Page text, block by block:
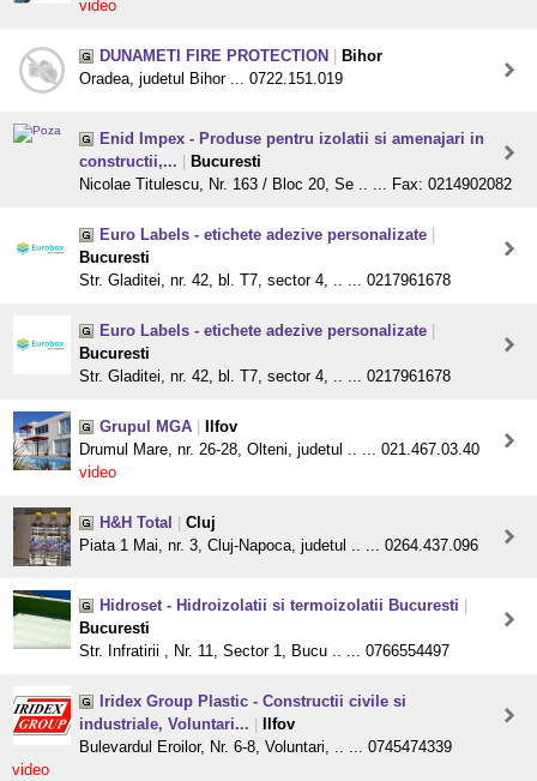
video
DUNAMETI FIRE PROTECTION
Bihor
Oradea, judetul Bihor ... 0722.151.019
Enid Impex - Produse pentru izolatii si amenajari in
constructii,...
Bucuresti
Nicolae Titulescu, Nr. 163 / Bloc 20, Se .. ... Fax: 0214902082
Euro Labels - etichete adezive personalizate
Bucuresti
Str. Gladitei, nr. 42, bl. T7, sector 4, .. ... 0217961678
Euro Labels - etichete adezive personalizate
Bucuresti
Str. Gladitei, nr. 42, bl. T7, sector 4, .. ... 0217961678
Grupul MGA
Ilfov
Drumul Mare, nr. 26-28, Olteni, judetul .. ... 021.467.03.40
video
H&H Total
Cluj
Piata 1 Mai, nr. 3, Cluj-Napoca, judetul .. ... 0264.437.096
Hidroset - Hidroizolatii si termoizolatii Bucuresti
Bucuresti
Str. Infratirii , Nr. 11, Sector 1, Bucu .. ... 0766554497
Iridex Group Plastic - Constructii civile si
industriale, Voluntari...
Ilfov
Bulevardul Eroilor, Nr. 6-8, Voluntari, .. ... 0745474339
video